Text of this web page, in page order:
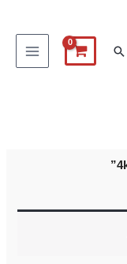
البحث